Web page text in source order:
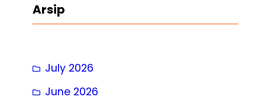
c
Arsip
July 2026
June 2026